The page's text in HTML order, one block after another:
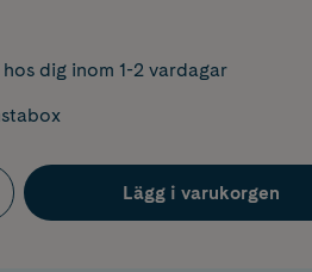
hos dig inom 1-2 vardagar
Lägg i varukorgen